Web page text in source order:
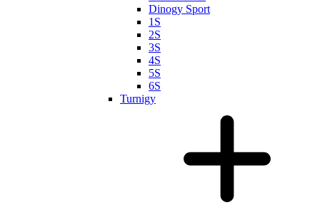
Dinogy Sport
1S
2S
3S
4S
5S
6S
Turnigy